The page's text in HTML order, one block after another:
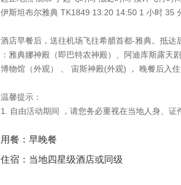
伊斯坦布尔雅典 TK1849 13:20 14:50 1 小时 35
酒店早餐后，送往机场飞往希腊首都-雅典。抵
：雅典娜神殿（即巴特农神殿）、阿迪库斯露
博物馆（外观） 、 宙斯神殿(外观) ， 晚餐后入
温馨提示：
1. 自由活动期间 ，请您务必重视在当地人身、证
用餐：早晚餐
住宿：当地四星级酒店或同级